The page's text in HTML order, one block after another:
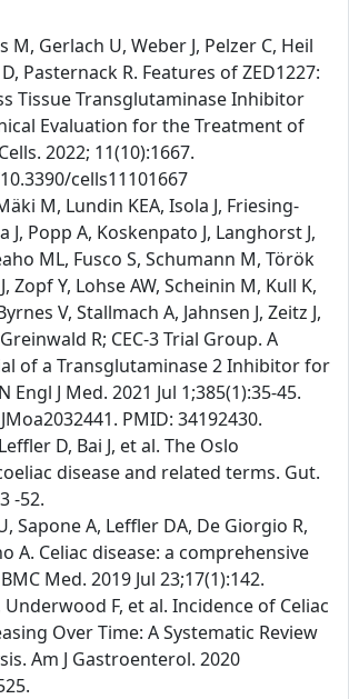
M, Gerlach U, Weber J, Pelzer C, Heil
Pasternack R. Features of ZED1227:
Tissue Transglutaminase Inhibitor
Evaluation for the Treatment of
2022; 11(10):1667.
cells11101667
M, Lundin KEA, Isola J, Friesing-
J, Popp A, Koskenpato J, Langhorst J,
ML, Fusco S, Schumann M, Török
Zopf Y, Lohse AW, Scheinin M, Kull K,
V, Stallmach A, Jahnsen J, Zeitz J,
R; CEC-3 Trial Group. A
of a Transglutaminase 2 Inhibitor for
Engl J Med. 2021 Jul 1;385(1):35-45.
PMID: 34192430.
D, Bai J, et al. The Oslo
disease and related terms. Gut.
-52.
Sapone A, Leffler DA, De Giorgio R,
A. Celiac disease: a comprehensive
Med. 2019 Jul 23;17(1):142.
Underwood F, et al. Incidence of Celiac
Over Time: A Systematic Review
Am J Gastroenterol. 2020